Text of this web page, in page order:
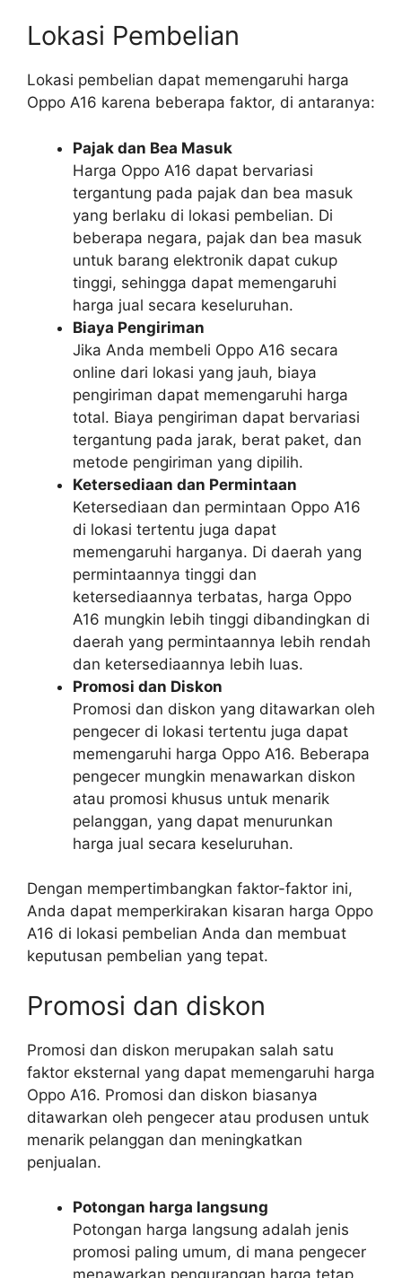
Lokasi Pembelian
Lokasi pembelian dapat memengaruhi harga
Oppo A16 karena beberapa faktor, di antaranya:
Pajak dan Bea Masuk
Harga Oppo A16 dapat bervariasi
tergantung pada pajak dan bea masuk
yang berlaku di lokasi pembelian. Di
beberapa negara, pajak dan bea masuk
untuk barang elektronik dapat cukup
tinggi, sehingga dapat memengaruhi
harga jual secara keseluruhan.
Biaya Pengiriman
Jika Anda membeli Oppo A16 secara
online dari lokasi yang jauh, biaya
pengiriman dapat memengaruhi harga
total. Biaya pengiriman dapat bervariasi
tergantung pada jarak, berat paket, dan
metode pengiriman yang dipilih.
Ketersediaan dan Permintaan
Ketersediaan dan permintaan Oppo A16
di lokasi tertentu juga dapat
memengaruhi harganya. Di daerah yang
permintaannya tinggi dan
ketersediaannya terbatas, harga Oppo
A16 mungkin lebih tinggi dibandingkan di
daerah yang permintaannya lebih rendah
dan ketersediaannya lebih luas.
Promosi dan Diskon
Promosi dan diskon yang ditawarkan oleh
pengecer di lokasi tertentu juga dapat
memengaruhi harga Oppo A16. Beberapa
pengecer mungkin menawarkan diskon
atau promosi khusus untuk menarik
pelanggan, yang dapat menurunkan
harga jual secara keseluruhan.
Dengan mempertimbangkan faktor-faktor ini,
Anda dapat memperkirakan kisaran harga Oppo
A16 di lokasi pembelian Anda dan membuat
keputusan pembelian yang tepat.
Promosi dan diskon
Promosi dan diskon merupakan salah satu
faktor eksternal yang dapat memengaruhi harga
Oppo A16. Promosi dan diskon biasanya
ditawarkan oleh pengecer atau produsen untuk
menarik pelanggan dan meningkatkan
penjualan.
Potongan harga langsung
Potongan harga langsung adalah jenis
promosi paling umum, di mana pengecer
menawarkan pengurangan harga tetap